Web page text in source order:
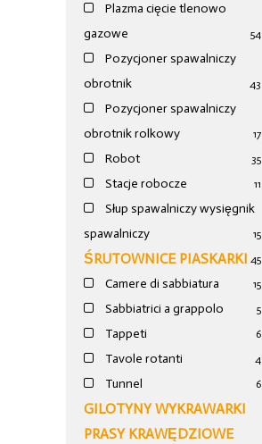
Plazma cięcie tlenowo
gazowe
54
Pozycjoner spawalniczy
obrotnik
43
Pozycjoner spawalniczy
obrotnik rolkowy
17
Robot 35
Stacje robocze 11
Słup spawalniczy wysięgnik
spawalniczy
15
ŚRUTOWNICE PIASKARKI 45
Camere di sabbiatura 15
Sabbiatrici a grappolo 5
Tappeti 6
Tavole rotanti 4
Tunnel 6
GILOTYNY WYKRAWARKI
PRASY KRAWĘDZIOWE